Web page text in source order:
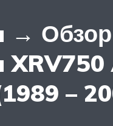
→ Обзор
–